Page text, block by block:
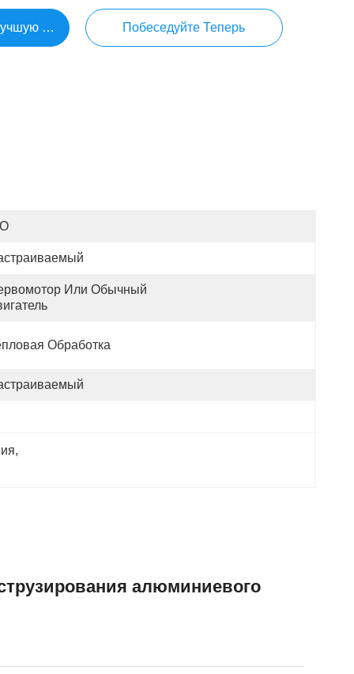
Цену Побеседуйте Теперь
Или Обычный
Обработка
,
алюминиевого